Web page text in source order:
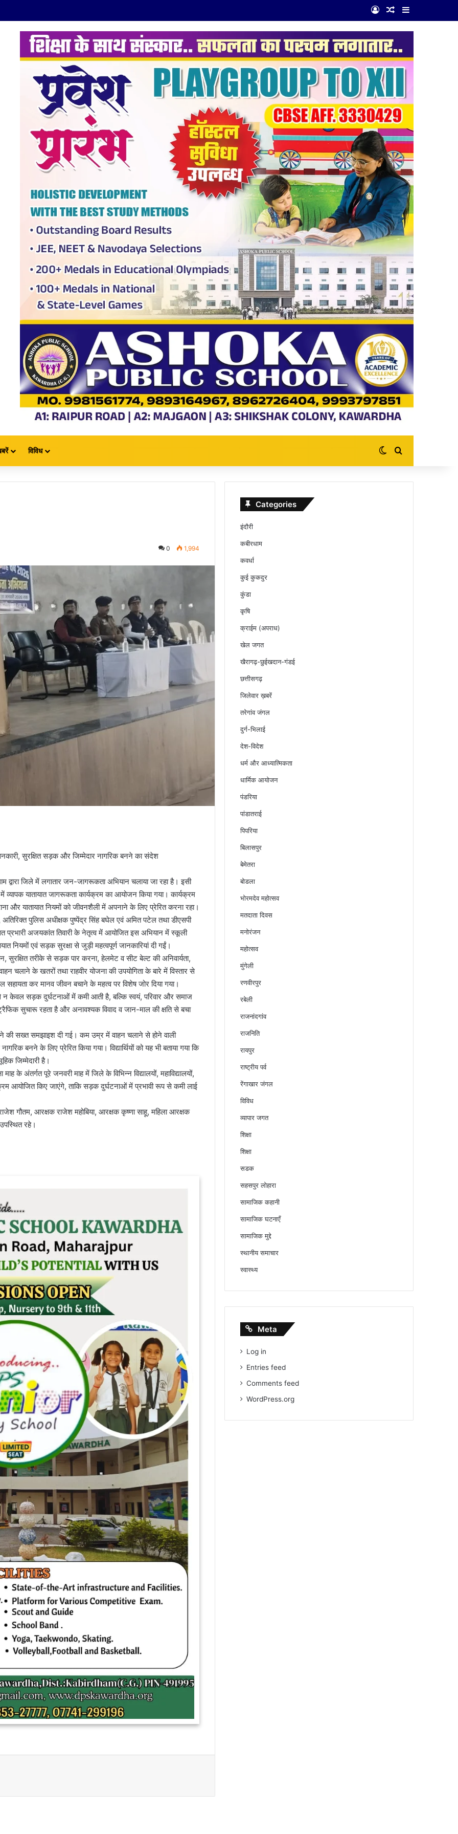
Log InRandom Article
Sidebar
विविध Switch skin
Search for
0 1,994
सुरक्षित सड़क और जिम्मेदार नागरिक बनने का संदेश
द्वारा जिले में लगातार जन-जागरूकता अभियान चलाया जा रहा है। इसी
यातायात जागरूकता कार्यक्रम का आयोजन किया गया। कार्यक्रम
और यातायात नियमों को जीवनशैली में अपनाने के लिए प्रेरित करना रहा।
पुलिस अधीक्षक पुष्पेंद्र सिंह बघेल एवं अमित पटेल तथा डीएसपी
प्रभारी अजयकांत तिवारी के नेतृत्व में आयोजित इस अभियान में स्कूली
नियमों एवं सड़क सुरक्षा से जुड़ी महत्वपूर्ण जानकारियां दी गईं।
सुरक्षित तरीके से सड़क पार करना, हेलमेट व सीट बेल्ट की अनिवार्यता,
चलाने के खतरों तथा राहवीर योजना की उपयोगिता के बारे में विस्तार से
सहायता कर मानव जीवन बचाने के महत्व पर विशेष जोर दिया गया।
से न केवल सड़क दुर्घटनाओं में कमी आती है, बल्कि स्वयं, परिवार और समाज
सुचारू रहता है और अनावश्यक विवाद व जान-माल की क्षति से बचा
की सख्त समझाइश दी गई। कम उम्र में वाहन चलाने से होने वाली
बनने के लिए प्रेरित किया गया। विद्यार्थियों को यह भी बताया गया कि
जिम्मेदारी है।
के अंतर्गत पूरे जनवरी माह में जिले के विभिन्न विद्यालयों, महाविद्यालयों,
आयोजित किए जाएंगे, ताकि सड़क दुर्घटनाओं में प्रभावी रूप से कमी लाई
गौतम, आरक्षक राजेश महोबिया, आरक्षक कृष्णा साहू, महिला आरक्षक
रहे।
Categories
इंदौरी
कबीरधाम
कवर्धा
कुई कुकदुर
कुंडा
कृषि
क्राईम (अपराध)
खेल जगत
खैरागढ़-छुईखदान-गंडई
छत्तीसगढ़
जिलेवार ख़बरें
तरेगांव जंगल
दुर्ग-भिलाई
देश-विदेश
धर्म और आध्यात्मिकता
धार्मिक आयोजन
पंडरिया
पांडातराई
पिपरिया
बिलासपुर
बेमेतरा
बोडला
भोरमदेव महोत्सव
मतदाता दिवस
मनोरंजन
महोत्सव
मुंगेली
रणवीरपुर
रबेली
राजनांदगांव
राजनिति
रायपुर
राष्ट्रीय पर्व
रेंगाखार जंगल
विविध
व्यापार जगत
शिक्षा
शिक्षा
सडक
सहसपुर लोहारा
सामाजिक कहानी
सामाजिक घटनाएँ
सामाजिक मुद्दे
स्थानीय समाचार
स्वास्थ्य
Meta
Log in
Entries feed
Comments feed
WordPress.org